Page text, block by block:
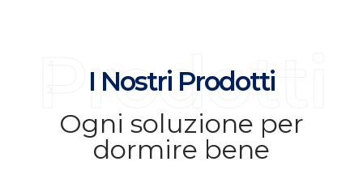
I Nostri Prodotti
Prodotti
Ogni soluzione per
dormire bene